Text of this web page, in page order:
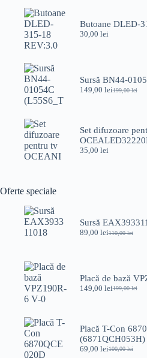
Butoane DLED-
30,00 lei
Sursă BN44-
199,00lei
Prețul
199,00 lei.
149,00 leiPrețul
Set difuzoare
35,00 lei
Oferte speciale
Sursă
110,00lei
Prețul
110,00 lei.
89,00 leiPrețul
Placă de bază
199,00lei
Prețul
199,00 lei.
149,00 leiPrețul
Placă T-Con
(6871QCH053H)
100,00lei
Prețul
69,00 leiPrețul